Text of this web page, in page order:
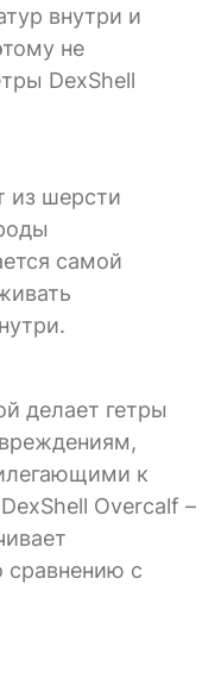
внутри и
не
DexShell
из шерсти
самой
делает гетры
к
Overcalf –
сравнению с